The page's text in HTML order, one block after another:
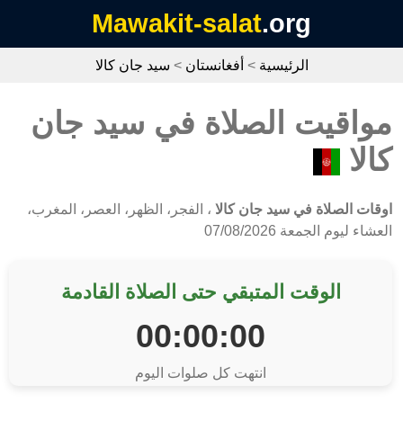
Mawakit-salat.org
الرئيسية > أفغانستان > سيد جان كالا
مواقيت الصلاة في سيد جان
كالا
اوقات الصلاة في سيد جان كالا ، الفجر، الظهر، العصر، المغرب،
العشاء ليوم الجمعة 07/08/2026
الوقت المتبقي حتى الصلاة القادمة
00:00:00
انتهت كل صلوات اليوم